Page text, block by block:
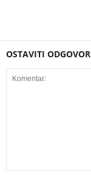
OSTAVITI ODGOVOR